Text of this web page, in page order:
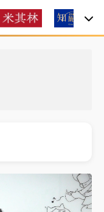
諒向法院聲請遭
預約開賣一度塞車